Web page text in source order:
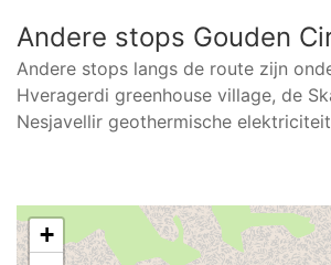
Andere stops Gouden
Andere stops langs de route zijn
Hveragerdi greenhouse village, de
Nesjavellir geothermische
+